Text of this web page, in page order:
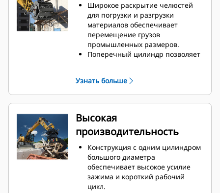
Широкое раскрытие челюстей
для погрузки и разгрузки
материалов обеспечивает
перемещение грузов
промышленных размеров.
Поперечный цилиндр позволяет
общую нагрузку при каждом
перемещении.
Ограничители смыкания для
предотвращения перекрытия
челюстей позволяют
подбирать, сортировать и
размещать материалы
небольших размеров.
Грязь и другие мелкие
Узнать больше
Высокая
производительность
Конструкция с одним цилиндром
большого диаметра
обеспечивает высокое усилие
зажима и короткий рабочий
цикл.